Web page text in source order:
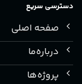
دسترسی سریع
صفحه اصلی
درباره‌ما
پروژه‌ها